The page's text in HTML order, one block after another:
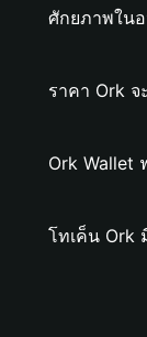
ศักยภาพใน
ราคา Ork
Ork Wallet
โทเค็น Ork